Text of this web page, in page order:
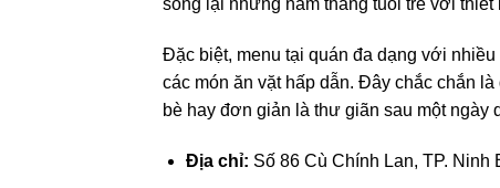
sống lại những năm tháng tuổi trẻ với
Đặc biệt, menu tại quán đa dạng với
các món ăn vặt hấp dẫn. Đây chắc chắn
bè hay đơn giản là thư giãn sau một ngày
Địa chỉ: Số 86 Cù Chính Lan, TP. Ninh